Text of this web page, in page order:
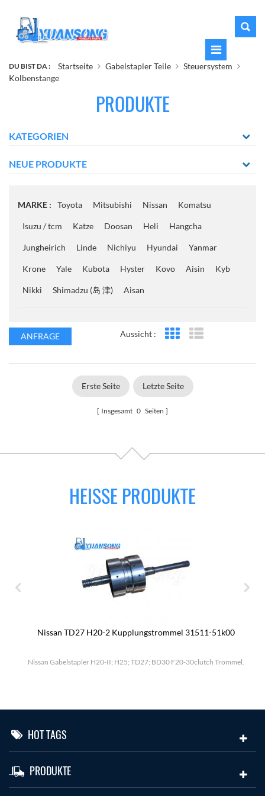
DU BIST DA : Startseite Gabelstapler Teile
Steuersystem
Kolbenstange
PRODUKTE
KATEGORIEN
NEUE PRODUKTE
MARKE : Toyota Mitsubishi Nissan Komatsu
Isuzu / tcm Katze Doosan Heli Hangcha
Jungheirich Linde Nichiyu Hyundai Yanmar
Krone Yale Kubota Hyster Kovo Aisin Kyb
Nikki Shimadzu (岛 津) Aisan
ANFRAGE Aussicht : Rasteransicht
Erste Seite Letzte Seite
Insgesamt 0 Seiten
HEISSE PRODUKTE
Nissan TD27 H20-2 Kupplungstrommel 31511-51k00
Nissan Gabelstapler H20-II; H25; TD27; BD30 F20-30clutch Trommel.
HOT TAGS
PRODUKTE